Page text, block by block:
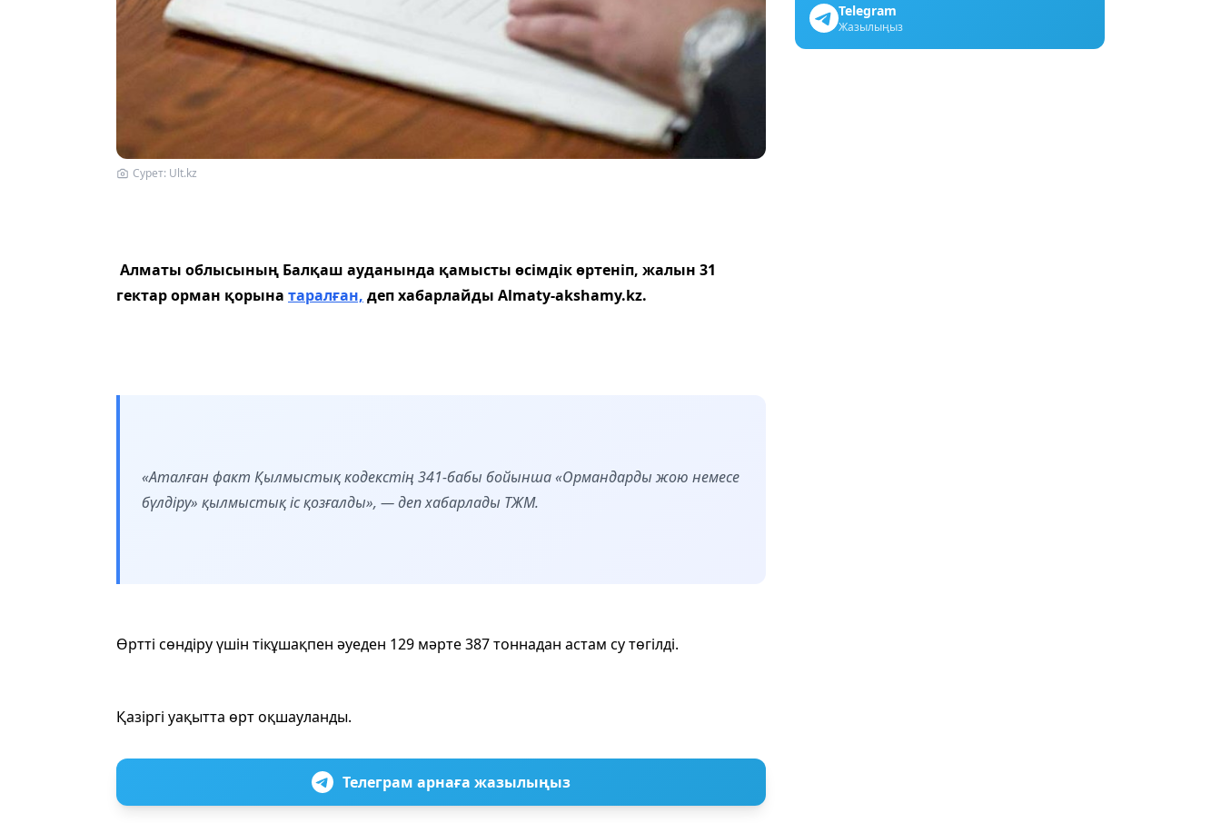
Сурет: Ult.kz
Алматы облысының Балқаш ауданында қамысты өсімдік өртеніп, жалын 31
гектар орман қорына таралған, деп хабарлайды Almaty-akshamy.kz.
«Аталған факт Қылмыстық кодекстің 341-бабы бойынша «Ормандарды жою немесе
бүлдіру» қылмыстық іс қозғалды», — деп хабарлады ТЖМ.
Өртті сөндіру үшін тікұшақпен әуеден 129 мәрте 387 тоннадан астам су төгілді.
Қазіргі уақытта өрт оқшауланды.
Телеграм арнаға жазылыңыз
Telegram
Жазылыңыз